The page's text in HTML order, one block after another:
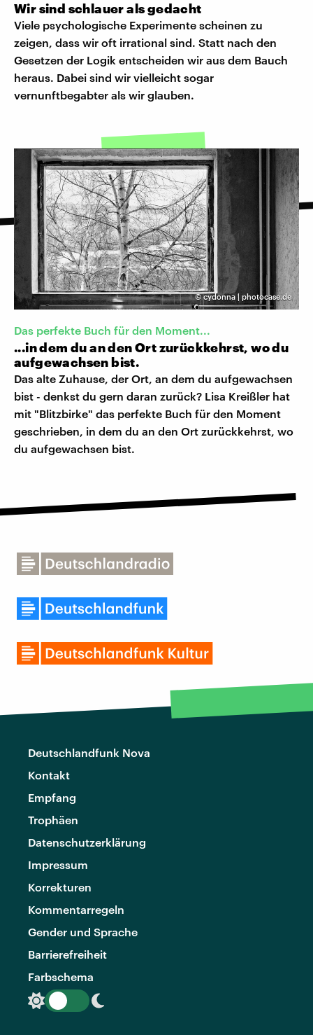
Wir sind schlauer als gedacht
Viele psychologische Experimente scheinen zu
zeigen, dass wir oft irrational sind. Statt nach den
Gesetzen der Logik entscheiden wir aus dem Bauch
heraus. Dabei sind wir vielleicht sogar
vernunftbegabter als wir glauben.
©cydonna | photocase.de
Das perfekte Buch für den Moment...
...in dem du an den Ort zurückkehrst, wo du
aufgewachsen bist.
Das alte Zuhause, der Ort, an dem du aufgewachsen
bist - denkst du gern daran zurück? Lisa Kreißler hat
mit "Blitzbirke" das perfekte Buch für den Moment
geschrieben, in dem du an den Ort zurückkehrst, wo
du aufgewachsen bist.
Deutschlandfunk Nova
Kontakt
Empfang
Trophäen
Datenschutzerklärung
Impressum
Korrekturen
Kommentarregeln
Gender und Sprache
Barrierefreiheit
Farbschema